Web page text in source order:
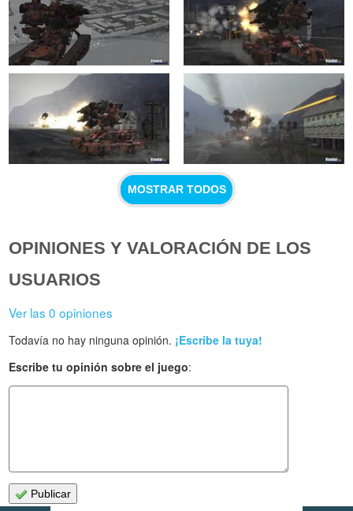
MOSTRAR TODOS
OPINIONES Y VALORACIÓN DE LOS
USUARIOS
Ver las 0 opiniones
Todavía no hay ninguna opinión. ¡Escribe la tuya!
Escribe tu opinión sobre el juego:
Publicar